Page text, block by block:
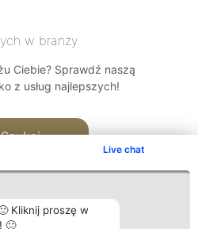
Live chat
Kliknij proszę w
🙂
w branży
Ciebie? Sprawdź naszą
z usług najlepszych!
Szukaj